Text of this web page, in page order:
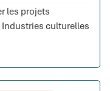
les projets
Industries culturelles